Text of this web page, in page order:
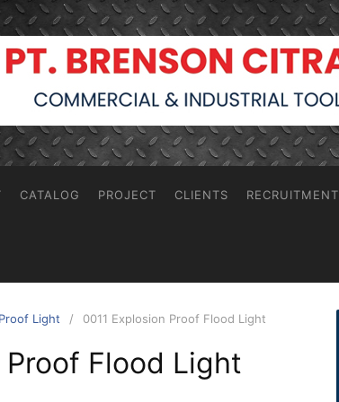
CATALOG PROJECT CLIENTS RECRUITMENT
Light 0011 Explosion Proof Flood Light
Proof Flood Light